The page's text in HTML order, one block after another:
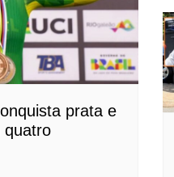
prata e
quatro